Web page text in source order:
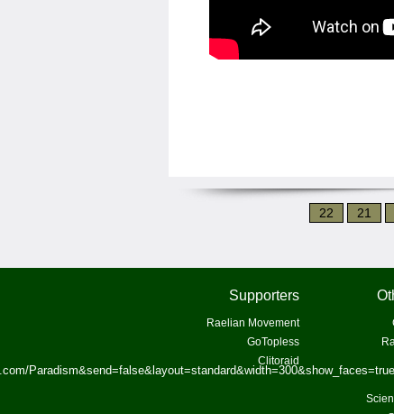
21
22
Supporters
Raelian Movement
GoTopless
Clitoraid